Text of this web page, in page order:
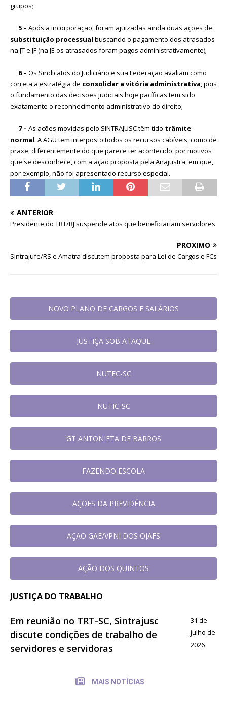
grupos;
5 – Após a incorporação, foram ajuizadas ainda duas ações de
substituição processual buscando o pagamento dos atrasados
na JT e JF (na JE os atrasados foram pagos administrativamente);
6 – Os Sindicatos do Judiciário e sua Federação avaliam como
correta a estratégia de consolidar a vitória administrativa, pois
o fundamento das decisões judiciais hoje pacíficas tem sido
exatamente o reconhecimento administrativo do direito;
7 – As ações movidas pelo SINTRAJUSC têm tido trâmite
normal. A AGU tem interposto todos os recursos cabíveis, como de
praxe, diferentemente do que parece ter acontecido, por motivos
que se desconhece, com a ação proposta pela Anajustra, em que,
por exemplo, não foi apresentado recurso especial.
ANTERIOR
Presidente do TRT/RJ suspende atos que beneficiariam servidores
PRÓXIMO
Sintrajufe/RS e Amatra discutem proposta para Lei de Cargos e FCs
NOVO PLANO DE CARGOS E SALÁRIOS
JUSTIÇA SOB ATAQUE
NUTEC-SC
NUTIC-SC
GT ANTONIETA DE BARROS
FAZENDO ESCOLA
AÇOES DA PREVIDÊNCIA
AÇAO GAE/VPNI DOS OJAFS
AÇÃO DOS QUINTOS
JUSTIÇA DO TRABALHO
Em reunião no TRT-SC, Sintrajusc
discute condições de trabalho de
servidores e servidoras
31 de
julho de
2026
MAIS NOTÍCIAS